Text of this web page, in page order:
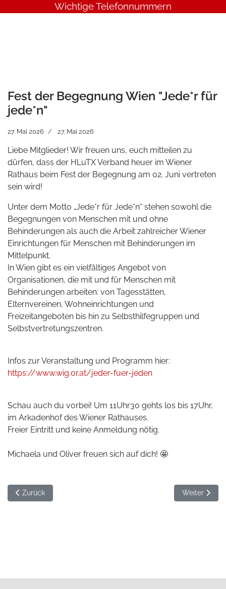
Wichtige Telefonnummern
Fest der Begegnung Wien "Jede*r für
jede*n"
27. Mai 2026 27. Mai 2026
Liebe Mitglieder! Wir freuen uns, euch mitteilen zu
dürfen, dass der HLuTX Verband heuer im Wiener
Rathaus beim Fest der Begegnung am 02. Juni vertreten
sein wird!
Unter dem Motto „Jede*r für Jede*n“ stehen sowohl die
Begegnungen von Menschen mit und ohne
Behinderungen als auch die Arbeit zahlreicher Wiener
Einrichtungen für Menschen mit Behinderungen im
Mittelpunkt.
In Wien gibt es ein vielfältiges Angebot von
Organisationen, die mit und für Menschen mit
Behinderungen arbeiten: von Tagesstätten,
Elternvereinen, Wohneinrichtungen und
Freizeitangeboten bis hin zu Selbsthilfegruppen und
Selbstvertretungszentren.
Infos zur Veranstaltung und Programm hier:
https://www.wig.or.at/jeder-fuer-jeden
Schau auch du vorbei! Um 11Uhr30 gehts los bis 17Uhr,
im Arkadenhof des Wiener Rathauses.
Freier Eintritt und keine Anmeldung nötig.
Michaela und Oliver freuen sich auf dich! 🤩
Vorheriger Beitrag: Dankgottesdienst in Seitenstetten 2026
Zurück Nächster
Weiter